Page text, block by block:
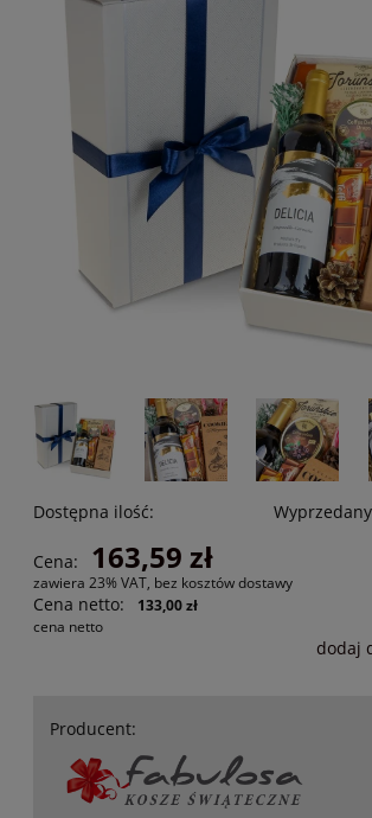
Dostępna ilość: Wyprzedany
Cena: 163,59 zł
zawiera 23% VAT, bez kosztów dostawy
Cena netto:
133,00 zł
cena netto
dodaj
Producent: